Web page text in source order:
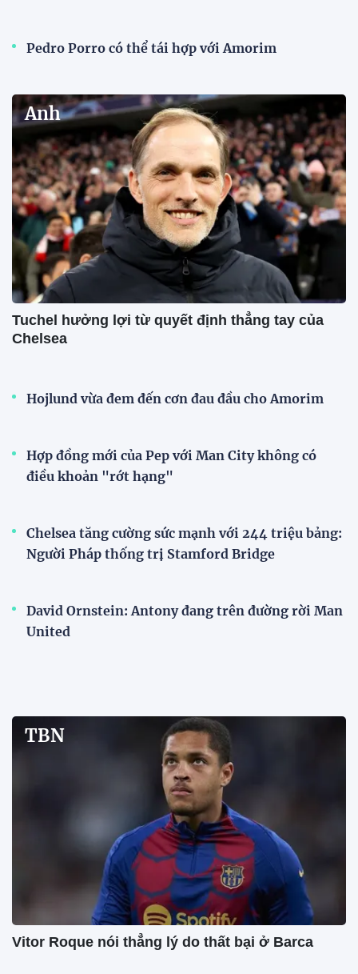
Pedro Porro có thể tái hợp với Amorim
Anh
Tuchel hưởng lợi từ quyết định thẳng tay của
Chelsea
Hojlund vừa đem đến cơn đau đầu cho Amorim
Hợp đồng mới của Pep với Man City không có
điều khoản "rớt hạng"
Chelsea tăng cường sức mạnh với 244 triệu bảng:
Người Pháp thống trị Stamford Bridge
David Ornstein: Antony đang trên đường rời Man
United
TBN
Vitor Roque nói thẳng lý do thất bại ở Barca